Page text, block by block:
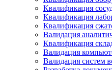
Квалификация
Квалификация
Квалификация
Валидация
Квалификация
Валидация
Валидация систем